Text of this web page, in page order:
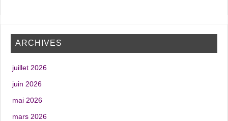
ARCHIVES
juillet 2026
juin 2026
mai 2026
mars 2026